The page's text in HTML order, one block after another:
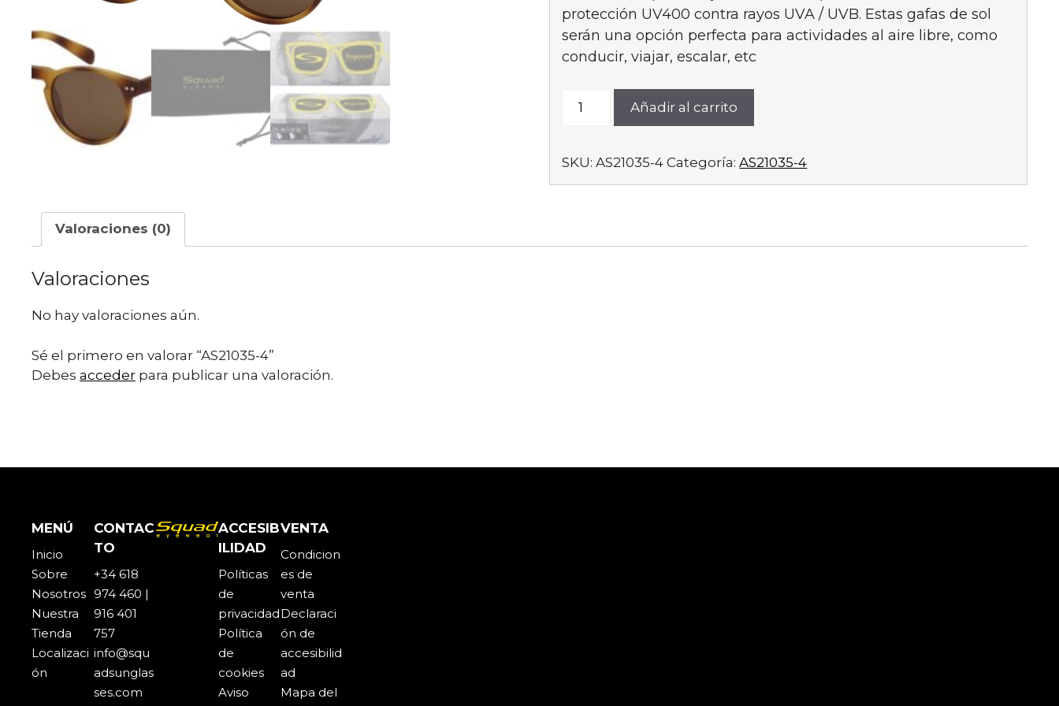
protección UV400 contra rayos UVA / UVB. Estas gafas de sol
serán una opción perfecta para actividades al aire libre, como
conducir, viajar, escalar, etc
Añadir al carrito
SKU:AS21035-4 Categoría:AS21035-4
Valoraciones (0)
Valoraciones
No hay valoraciones aún.
Sé el primero en valorar “AS21035-4”
Debes acceder para publicar una valoración.
MENÚ
Inicio
Sobre
Nosotros
Nuestra
Tienda
Localizaci
ón
CONTAC
TO
+34 618
974 460 |
916 401
757
info@squ
adsunglas
ses.com
ACCESIB
ILIDAD
Políticas
de
privacidad
Política
de
cookies
Aviso
VENTA
Condicion
es de
venta
Declaraci
ón de
accesibilid
ad
Mapa del